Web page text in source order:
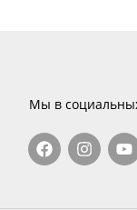
Мы в